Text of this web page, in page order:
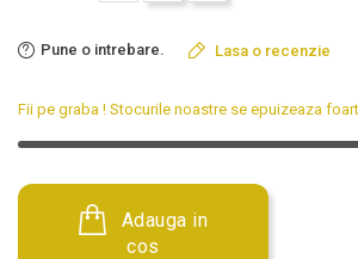
Pune o intrebare. Lasa o recenzie
Fii pe graba ! Stocurile noastre se epuizeaza
cos